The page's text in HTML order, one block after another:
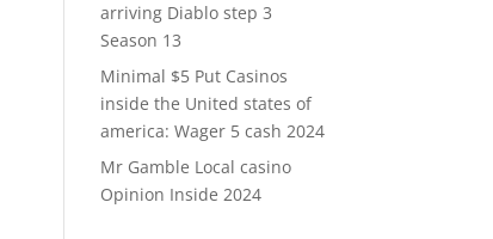
arriving Diablo step 3
Season 13
Minimal $5 Put Casinos
inside the United states of
america: Wager 5 cash 2024
Mr Gamble Local casino
Opinion Inside 2024